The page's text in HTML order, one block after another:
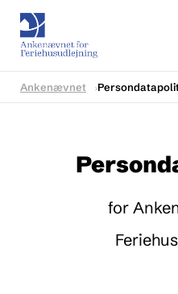
Ankenævnet
for